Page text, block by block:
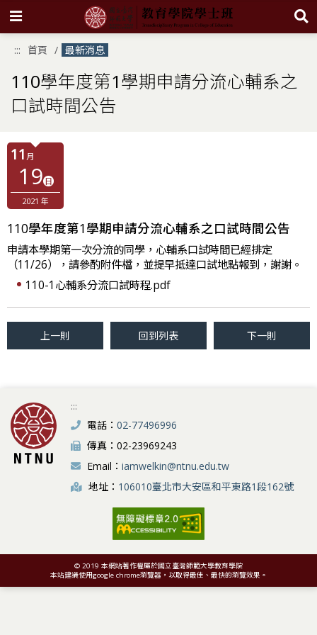
要
容
區
::: 首頁 最新消息
110學年度第1學期申請分流心輔系之
口試時間公告
11 月
19日
2021 年
110學年度第1學期申請分流心輔系之口試時間公告
申請本學期第一次分流的同學，心輔系口試時間已經排定
（11/26），請參酌附件檔，並提早抵達口試地點報到，謝謝。
110-1心輔系分流口試時程.pdf
上一則 回到列表 下一則
:::
電話： 02-77496996
傳真：02-23969243
Email： iamwelkin@ntnu.edu.tw
地址： 106010臺北市大安區和平東路1段162號
© 2019 本網站著作權屬於國立臺灣師範大學教育學院
本站建議使用google chrome瀏覽器，以取得最佳、最快的瀏覽效果。